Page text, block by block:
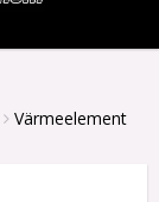
Värmeelement